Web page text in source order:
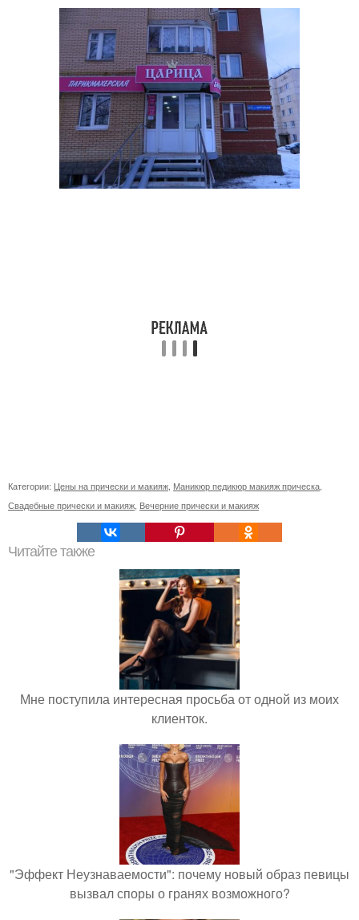
Категории: Цены на прически и макияж Маникюр педикюр макияж прическа
Свадебные прически и макияж Вечерние прически и макияж
Читайте также
Мне поступила интересная просьба от одной из моих
клиенток.
"Эффект Неузнаваемости": почему новый образ певицы
вызвал споры о гранях возможного?